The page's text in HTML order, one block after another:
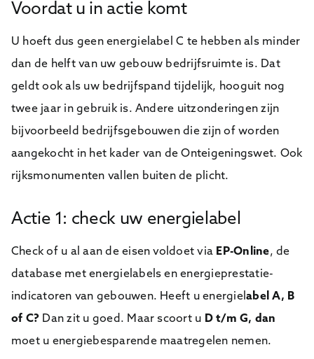
Voordat u in actie komt
U hoeft dus geen energielabel C te hebben als minder
dan de helft van uw gebouw bedrijfsruimte is. Dat
geldt ook als uw bedrijfspand tijdelijk, hooguit nog
twee jaar in gebruik is. Andere uitzonderingen zijn
bijvoorbeeld bedrijfsgebouwen die zijn of worden
aangekocht in het kader van de Onteigeningswet. Ook
rijksmonumenten vallen buiten de plicht.
Actie 1: check uw energielabel
Check of u al aan de eisen voldoet via EP-Online, de
database met energielabels en energieprestatie-
indicatoren van gebouwen. Heeft u energielabelA, B
of C? Dan zit u goed. Maar scoort u D t/m G, dan
moet u energiebesparende maatregelen nemen.
Naam
Telefoonnummer
E-mailadres
Naam
Telefoonnummer
E-mailadres
Naam *
-
a
l
a
d
r
s
Bedrijfsnaam*